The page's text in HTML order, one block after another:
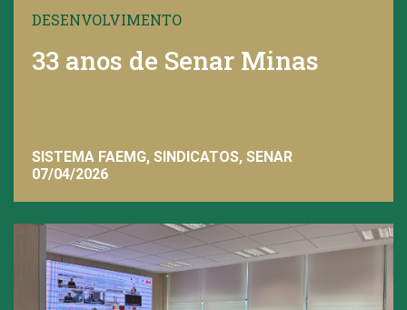
DESENVOLVIMENTO
33 anos de Senar Minas
SISTEMA FAEMG, SINDICATOS, SENAR
07/04/2026